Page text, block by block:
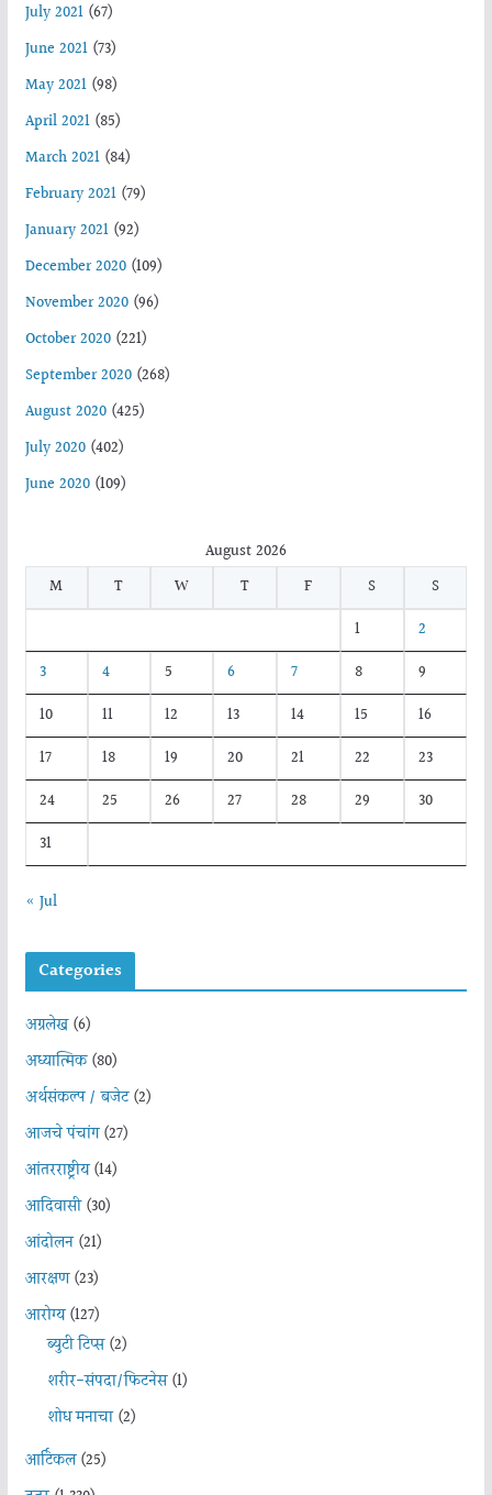
July 2021(67)
June 2021(73)
May 2021(98)
April 2021(85)
March 2021(84)
February 2021(79)
January 2021(92)
December 2020(109)
November 2020(96)
October 2020(221)
September 2020(268)
August 2020(425)
July 2020(402)
June 2020(109)
August 2026
M
T W T F S
S
1
2
3
4 5 6 7 8
9
10
11 12 13 14 15
16
17
18 19 20 21 22
23
24
25 26 27 28 29
30
31
« Jul
Categories
अग्रलेख(6)
अध्यात्मिक(80)
अर्थसंकल्प / बजेट(2)
आजचे पंचांग(27)
आंतरराष्ट्रीय(14)
आदिवासी(30)
आंदोलन(21)
आरक्षण(23)
आरोग्य(127)
ब्युटी टिप्स(2)
शरीर-संपदा/फिटनेस(1)
शोध मनाचा(2)
आर्टिकल(25)